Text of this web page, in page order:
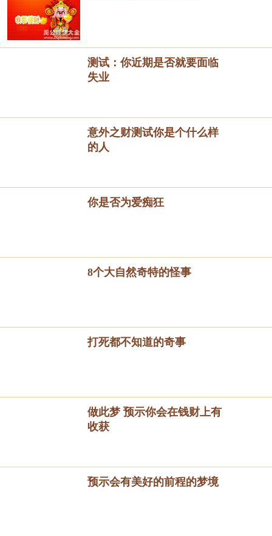
测试：你近期是否就要面临
失业
意外之财测试你是个什么样
的人
你是否为爱痴狂
8个大自然奇特的怪事
打死都不知道的奇事
做此梦 预示你会在钱财上有
收获
预示会有美好的前程的梦境